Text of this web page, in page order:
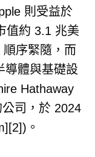
則受益於
值約 3.1 兆美
序緊隨，而
導體與基礎設
Hathaway
司，於 2024
。